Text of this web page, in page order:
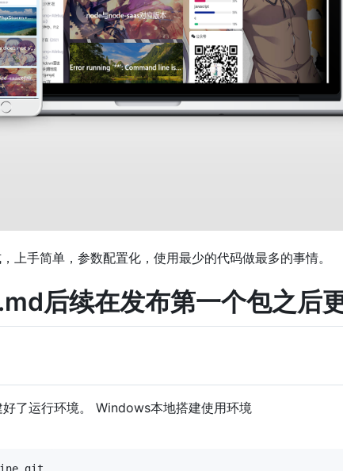
手简单，参数配置化，使用最少的代码做最多的事情。
后续在发布第一个包之后
了运行环境。 Windows本地搭建使用环境